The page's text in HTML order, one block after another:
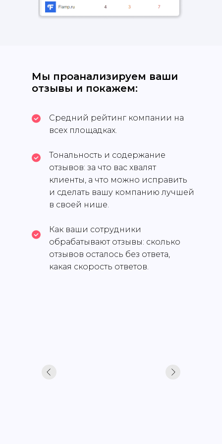
Средний рейтинг компании на
всех площадках.
Тональность и содержание
отзывов: за что вас хвалят
клиенты, а что можно исправить
и сделать вашу компанию лучшей
в своей нише.
Как ваши сотрудники
обрабатывают отзывы: сколько
отзывов осталось без ответа,
какая скорость ответов.
Мы проанализируем ваши
отзывы и покажем: